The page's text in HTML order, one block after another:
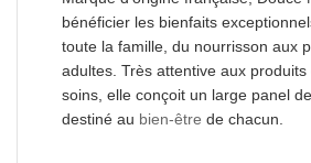
bénéficier les bienfaits
toute la famille, du nourrisson aux
adultes. Très attentive aux produits
soins, elle conçoit un large panel
destiné au bien-être de chacun.